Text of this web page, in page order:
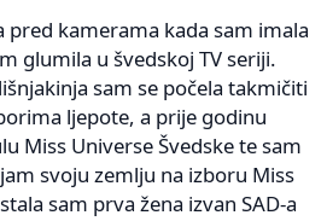
pred kamerama kada sam imala
glumila u švedskoj TV seriji.
sam se počela takmičiti
ljepote, a prije godinu
Miss Universe Švedske te sam
svoju zemlju na izboru Miss
sam prva žena izvan SAD-a